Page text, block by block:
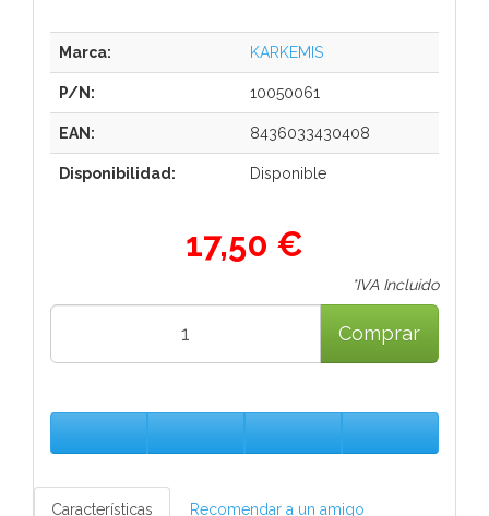
Marca: KARKEMIS
P/N: 10050061
EAN: 8436033430408
Disponibilidad: Disponible
17,50 €
*IVA Incluido
Comprar
Características Recomendar a un amigo